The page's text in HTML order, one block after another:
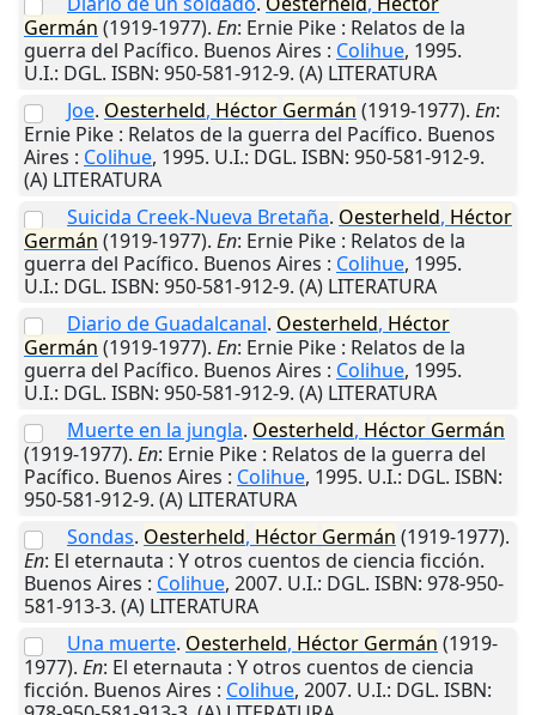
Germán (1919-1977). En: Ernie Pike : Relatos de la
guerra del Pacífico. Buenos Aires : Colihue, 1995.
U.I.: DGL. ISBN: 950-581-912-9. (A) LITERATURA
Joe. Oesterheld, Héctor Germán (1919-1977). En:
Ernie Pike : Relatos de la guerra del Pacífico. Buenos
Aires : Colihue, 1995. U.I.: DGL. ISBN: 950-581-912-9.
(A) LITERATURA
Suicida Creek-Nueva Bretaña. Oesterheld, Héctor
Germán (1919-1977). En: Ernie Pike : Relatos de la
guerra del Pacífico. Buenos Aires : Colihue, 1995.
U.I.: DGL. ISBN: 950-581-912-9. (A) LITERATURA
Diario de Guadalcanal. Oesterheld, Héctor
Germán (1919-1977). En: Ernie Pike : Relatos de la
guerra del Pacífico. Buenos Aires : Colihue, 1995.
U.I.: DGL. ISBN: 950-581-912-9. (A) LITERATURA
Muerte en la jungla. Oesterheld, Héctor Germán
(1919-1977). En: Ernie Pike : Relatos de la guerra del
Pacífico. Buenos Aires : Colihue, 1995. U.I.: DGL. ISBN:
950-581-912-9. (A) LITERATURA
Sondas. Oesterheld, Héctor Germán (1919-1977).
En: El eternauta : Y otros cuentos de ciencia ficción.
Buenos Aires : Colihue, 2007. U.I.: DGL. ISBN: 978-950-
581-913-3. (A) LITERATURA
Una muerte. Oesterheld, Héctor Germán (1919-
1977). En: El eternauta : Y otros cuentos de ciencia
ficción. Buenos Aires : Colihue, 2007. U.I.: DGL. ISBN: